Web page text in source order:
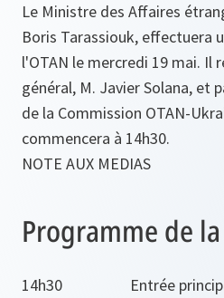
Le Ministre des Affaires
Boris Tarassiouk, effectuera
l'OTAN le mercredi 19 mai. Il
général, M. Javier Solana, et
de la Commission OTAN-
commencera à 14h30.
NOTE AUX MEDIAS
Programme de
14h30
Entrée